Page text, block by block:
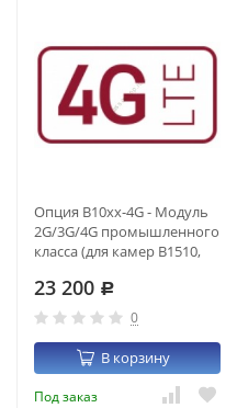
Опция B10xx-4G - Модуль
2G/3G/4G промышленного
класса (для камер B1510,
23 200 Р
0
В корзину
Под заказ